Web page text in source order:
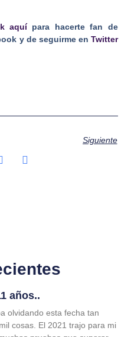
aquípara hacerte fan de
y de seguirme en Twitter
Siguiente
años..
olvidando esta fecha tan
cosas. El 2021 trajo para mi